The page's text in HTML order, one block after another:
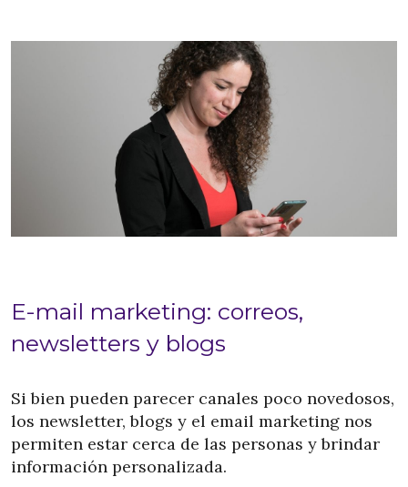
E-mail marketing: correos,
newsletters y blogs
Si bien pueden parecer canales poco novedosos,
los newsletter, blogs y el email marketing nos
permiten estar cerca de las personas y brindar
información personalizada.